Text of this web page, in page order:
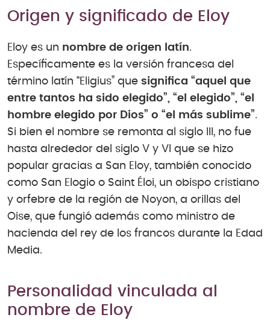
Origen y significado de Eloy
Eloy es un nombre de origen latín.
Específicamente es la versión francesa del
término latín “Eligius” que significa “aquel que
entre tantos ha sido elegido”, “el elegido”, “el
hombre elegido por Dios” o “el más sublime”.
Si bien el nombre se remonta al siglo III, no fue
hasta alrededor del siglo V y VI que se hizo
popular gracias a San Eloy, también conocido
como San Elogio o Saint Éloi, un obispo cristiano
y orfebre de la región de Noyon, a orillas del
Oise, que fungió además como ministro de
hacienda del rey de los francos durante la Edad
Media.
Personalidad vinculada al
nombre de Eloy